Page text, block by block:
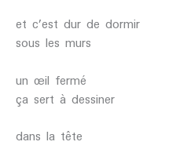
et c’est dur de dormir
sous les murs
un œil fermé
ça sert à dessiner
dans la tête